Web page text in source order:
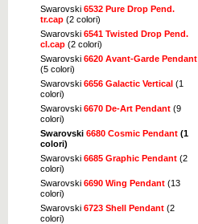
Swarovski 6532 Pure Drop Pend.
tr.cap (2 colori)
Swarovski 6541 Twisted Drop Pend.
cl.cap (2 colori)
Swarovski 6620 Avant-Garde Pendant
(5 colori)
Swarovski 6656 Galactic Vertical (1
colori)
Swarovski 6670 De-Art Pendant (9
colori)
Swarovski 6680 Cosmic Pendant (1
colori)
Swarovski 6685 Graphic Pendant (2
colori)
Swarovski 6690 Wing Pendant (13
colori)
Swarovski 6723 Shell Pendant (2
colori)